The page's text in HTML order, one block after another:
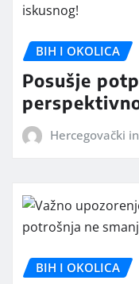
BIH I OKOLICA
Posušje
Hercegovački
BIH I OKOLICA